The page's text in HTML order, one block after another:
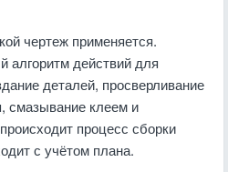
чертеж применяется.
алгоритм действий для
деталей, просверливание
смазывание клеем и
процесс сборки
с учётом плана.